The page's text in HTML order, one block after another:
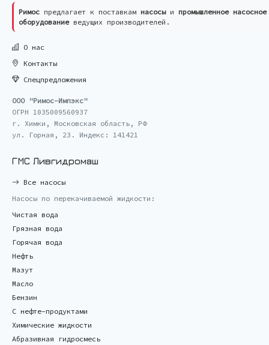
Римос предлагает к поставкам насосыи промышленное насосное
оборудованиеведущих производителей.
О нас
Контакты
Спецпредложения
ООО "Римос-Импэкс"
ОГРН 1035009560937
г. Химки, Московская область, РФ
ул. Горная, 23. Индекс: 141421
ГМС Ливгидромаш
Все насосы
Насосы по перекачиваемой жидкости:
Чистая вода
Грязная вода
Горячая вода
Нефть
Мазут
Масло
Бензин
С нефте-продуктами
Химические жидкости
Абразивная гидросмесь